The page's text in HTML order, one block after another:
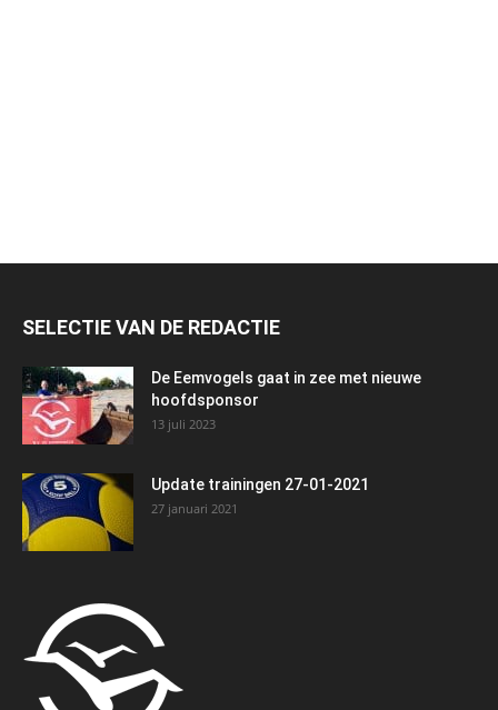
SELECTIE VAN DE REDACTIE
De Eemvogels gaat in zee met nieuwe
hoofdsponsor
13 juli 2023
Update trainingen 27-01-2021
27 januari 2021